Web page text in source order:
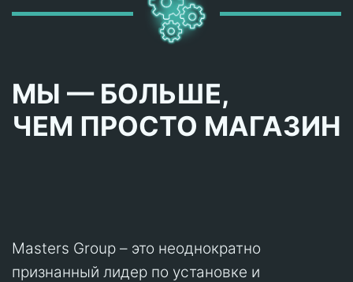
МЫ — БОЛЬШЕ,
ЧЕМ ПРОСТО МАГАЗИН
Masters Group – это неоднократно
признанный лидер по установке и